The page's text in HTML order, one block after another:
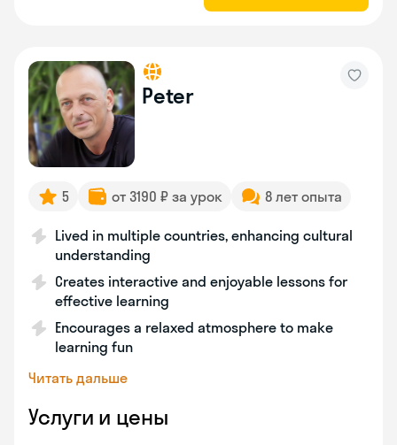
Peter
5 от 3190 ₽ за урок 8 лет опыта
Lived in multiple countries, enhancing cultural
understanding
Creates interactive and enjoyable lessons for
effective learning
Encourages a relaxed atmosphere to make
learning fun
Читать дальше
Услуги и цены